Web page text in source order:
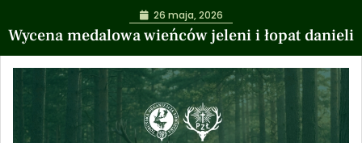
Wycena medalowa wieńców jeleni i łopat danieli
26 maja, 2026